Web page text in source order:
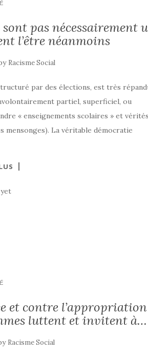
pas nécessairement
l’être néanmoins
Racisme Social
par des élections, est très
partiel, superficiel, ou
« enseignements scolaires » et
mensonges). La véritable démocratie
et contre l’appropriation
luttent et invitent à…
Racisme Social